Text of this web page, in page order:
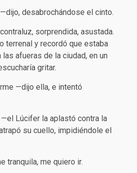
desabrochándose el cinto.
sorprendida, asustada.
terrenal y recordó que estaba
afueras de la ciudad, en un
gritar.
—dijo ella, e intentó
Lúcifer la aplastó contra la
su cuello, impidiéndole el
tranquila, me quiero ir.